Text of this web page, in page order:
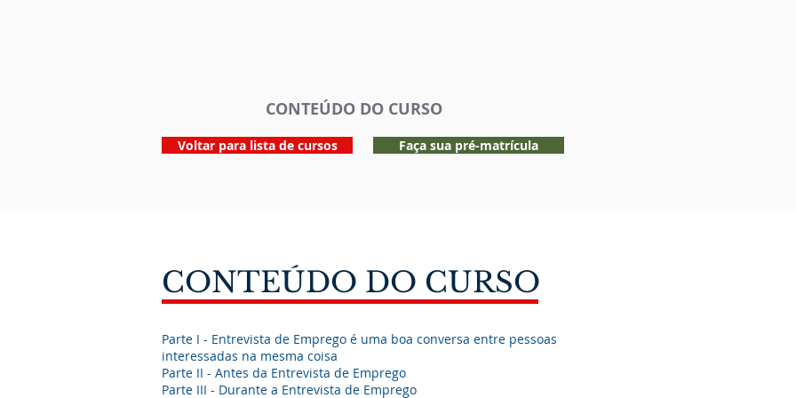
CONTEÚDO DO CURSO
Voltar para lista de cursos Faça sua pré-matrícula
CONTEÚDO DO CURSO
Parte I - Entrevista de Emprego é uma boa conversa entre pessoas
interessadas na mesma coisa
Parte II - Antes da Entrevista de Emprego
Parte III - Durante a Entrevista de Emprego